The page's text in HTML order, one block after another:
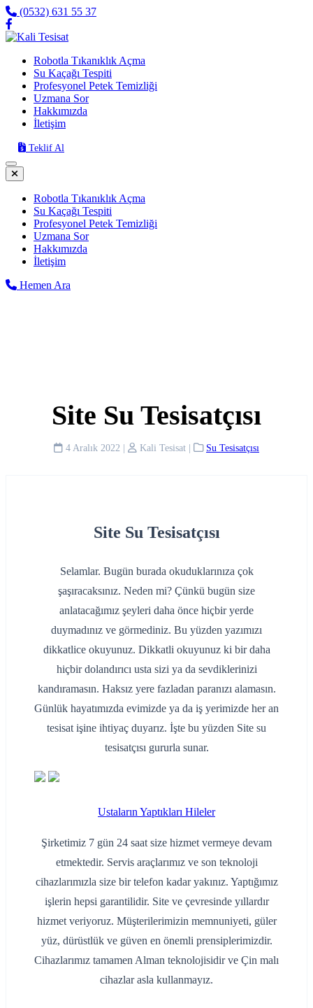
(0532) 631 55 37
Robotla Tıkanıklık Açma
Su Kaçağı Tespiti
Profesyonel Petek Temizliği
Uzmana Sor
Hakkımızda
İletişim
Teklif Al
Robotla Tıkanıklık Açma
Su Kaçağı Tespiti
Profesyonel Petek Temizliği
Uzmana Sor
Hakkımızda
İletişim
Hemen Ara
Site Su Tesisatçısı
4 Aralık 2022 | Kali Tesisat | Su Tesisatçısı
Site Su Tesisatçısı
Selamlar. Bugün burada okuduklarınıza çok
şaşıracaksınız. Neden mi? Çünkü bugün size
anlatacağımız şeyleri daha önce hiçbir yerde
duymadınız ve görmediniz. Bu yüzden yazımızı
dikkatlice okuyunuz. Dikkatli okuyunuz ki bir daha
hiçbir dolandırıcı usta sizi ya da sevdiklerinizi
kandıramasın. Haksız yere fazladan paranızı alamasın.
Günlük hayatımızda evimizde ya da iş yerimizde her an
tesisat işine ihtiyaç duyarız. İşte bu yüzden Site su
tesisatçısı gururla sunar.
Ustaların Yaptıkları Hileler
Şirketimiz 7 gün 24 saat size hizmet vermeye devam
etmektedir. Servis araçlarımız ve son teknoloji
cihazlarımızla size bir telefon kadar yakınız. Yaptığımız
işlerin hepsi garantilidir. Site ve çevresinde yıllardır
hizmet veriyoruz. Müşterilerimizin memnuniyeti, güler
yüz, dürüstlük ve güven en önemli prensiplerimizdir.
Cihazlarımız tamamen Alman teknolojisidir ve Çin malı
cihazlar asla kullanmayız.